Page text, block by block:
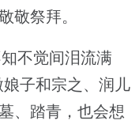
敬祭拜。
不觉间泪流满
子和宗之、润儿
、踏青，也会想